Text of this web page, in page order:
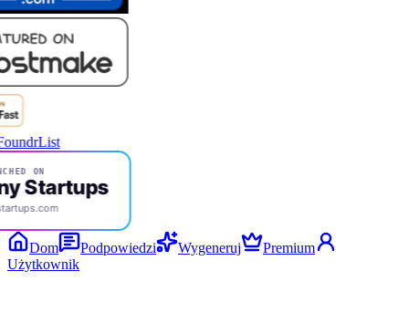
ON
Startups
Dom Podpowiedzi Wygeneruj
Premium
Użytkownik